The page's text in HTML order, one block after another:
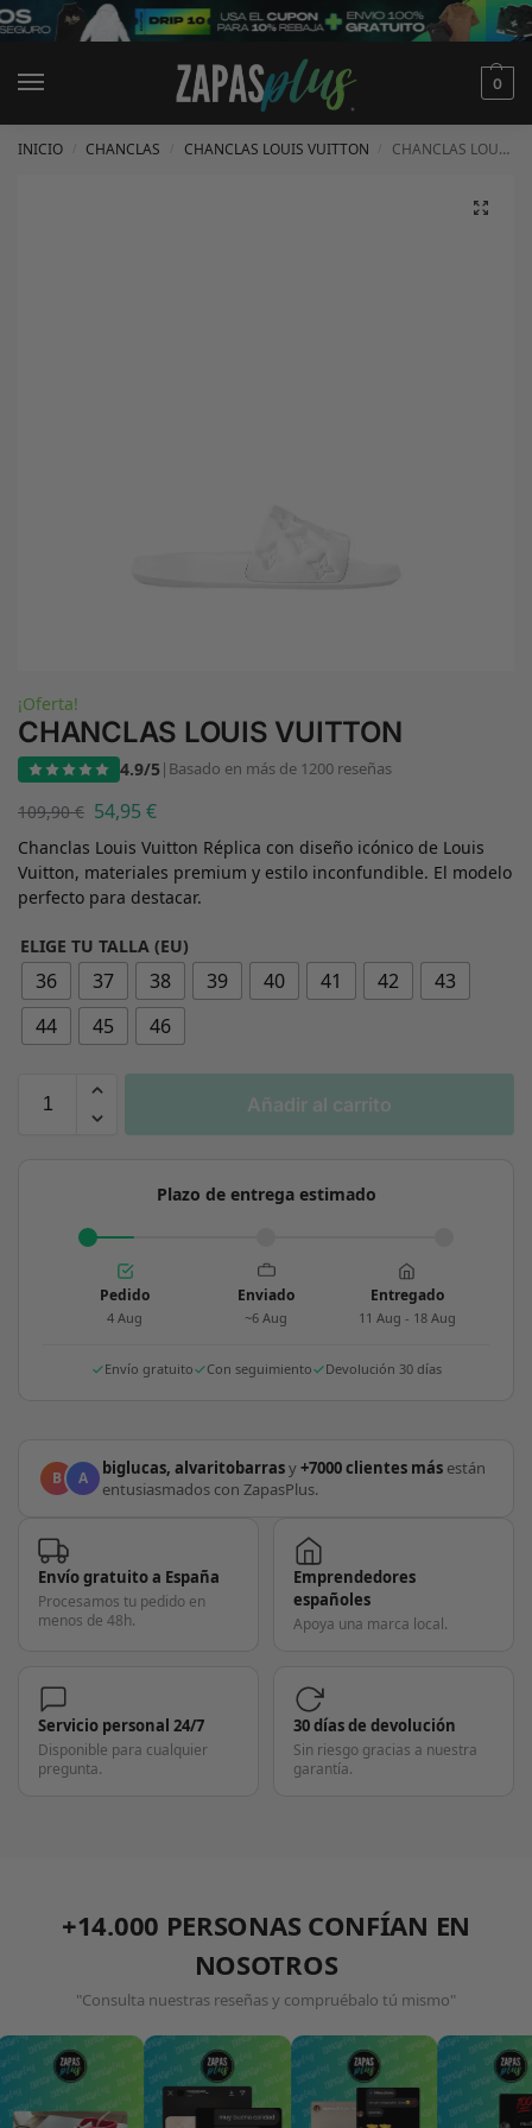
0
INICIO CHANCLAS CHANCLAS LOUIS VUITTON CHANCLAS LOUIS VUITTON
¡Oferta!
CHANCLAS LOUIS VUITTON
4.9/5| Basado en más de 1200 reseñas
109,90€ 54,95 €
Chanclas Louis Vuitton Réplica con diseño icónico de Louis
Vuitton, materiales premium y estilo inconfundible. El modelo
perfecto para destacar.
ELIGE TU TALLA (EU)
36 37 38 39 40 41 42
43
44
45 46
Añadir al carrito
Plazo de entrega estimado
Pedido
4 Aug
Enviado
~6 Aug
Entregado
11 Aug - 18 Aug
Envío gratuito Con seguimiento Devolución 30 días
B A biglucas, alvaritobarrasy+7000 clientes más están
entusiasmados con ZapasPlus.
Envío gratuito a España
Procesamos tu pedido en
menos de 48h.
Emprendedores
españoles
Apoya una marca local.
Servicio personal 24/7
Disponible para cualquier
pregunta.
30 días de devolución
Sin riesgo gracias a nuestra
garantía.
+14.000 PERSONAS CONFÍAN EN
NOSOTROS
"Consulta nuestras reseñas y compruébalo tú mismo"